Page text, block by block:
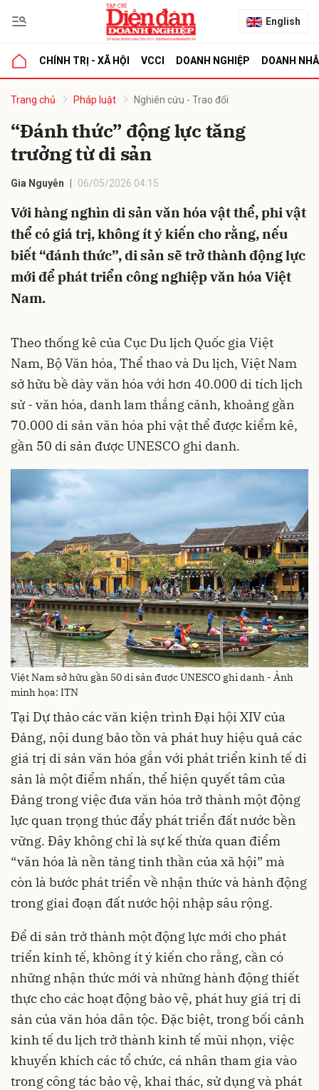
English
CHÍNH TRỊ - XÃ HỘI VCCI DOANH NGHIỆP DOANH
Trang chủ Pháp luật Nghiên cứu - Trao đổi
“Đánh thức” động lực tăng
trưởng từ di sản
Gia Nguyễn 06/05/2026 04:15
Với hàng nghìn di sản văn hóa vật thể, phi vật
thể có giá trị, không ít ý kiến cho rằng, nếu
biết “đánh thức”, di sản sẽ trở thành động lực
mới để phát triển công nghiệp văn hóa Việt
Nam.
Theo thống kê của Cục Du lịch Quốc gia Việt
Nam, Bộ Văn hóa, Thể thao và Du lịch, Việt Nam
sở hữu bề dày văn hóa với hơn 40.000 di tích lịch
sử - văn hóa, danh lam thắng cảnh, khoảng gần
70.000 di sản văn hóa phi vật thể được kiểm kê,
gần 50 di sản được UNESCO ghi danh.
Việt Nam sở hữu gần 50 di sản được UNESCO ghi danh - Ảnh
minh họa: ITN
Tại Dự thảo các văn kiện trình Đại hội XIV của
Đảng, nội dung bảo tồn và phát huy hiệu quả các
giá trị di sản văn hóa gắn với phát triển kinh tế di
sản là một điểm nhấn, thể hiện quyết tâm của
Đảng trong việc đưa văn hóa trở thành một động
lực quan trọng thúc đẩy phát triển đất nước bền
vững. Đây không chỉ là sự kế thừa quan điểm
“văn hóa là nền tảng tinh thần của xã hội” mà
còn là bước phát triển về nhận thức và hành động
trong giai đoạn đất nước hội nhập sâu rộng.
Để di sản trở thành một động lực mới cho phát
triển kinh tế, không ít ý kiến cho rằng, cần có
những nhận thức mới và những hành động thiết
thực cho các hoạt động bảo vệ, phát huy giá trị di
sản của văn hóa dân tộc. Đặc biệt, trong bối cảnh
kinh tế du lịch trở thành kinh tế mũi nhọn, việc
khuyến khích các tổ chức, cá nhân tham gia vào
trong công tác bảo vệ, khai thác, sử dụng và phát
luận
Hủy